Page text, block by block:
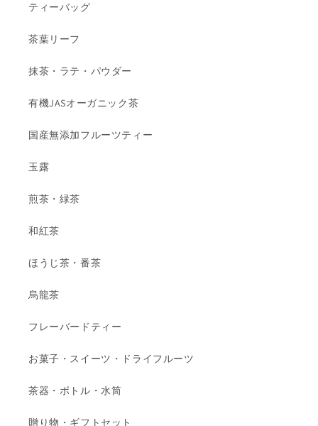
ティーバッグ
茶葉リーフ
抹茶・ラテ・パウダー
有機JASオーガニック茶
国産無添加フルーツティー
玉露
煎茶・緑茶
和紅茶
ほうじ茶・番茶
烏龍茶
フレーバードティー
お菓子・スイーツ・ドライフルーツ
茶器・ボトル・水筒
贈り物・ギフトセット